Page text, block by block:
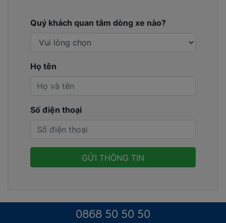
Quý khách quan tâm dòng xe nào?
Họ tên
Số điện thoại
0868 50 50 50